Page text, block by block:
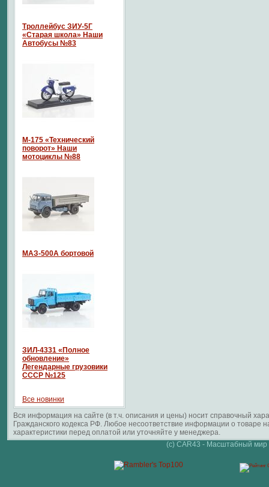
Троллейбус ЗИУ-5Г
«Старая школа» Наши
Автобусы №83
М-175 «Технический
поворот» Наши
мотоциклы №88
МАЗ-500А бортовой
ЗИЛ-4331 «Полное
обновление»
Легендарные грузовики
СССР №125
Все новинки
Вся информация на сайте (в т.ч. описания и цены) носит справочный
Гражданского кодекса РФ. Любое несоответствие информации о
характеристики перед оплатой или уточняйте у менеджера.
(c) CAR43 - Масштабный мир